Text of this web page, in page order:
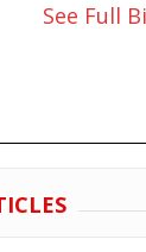
See Full